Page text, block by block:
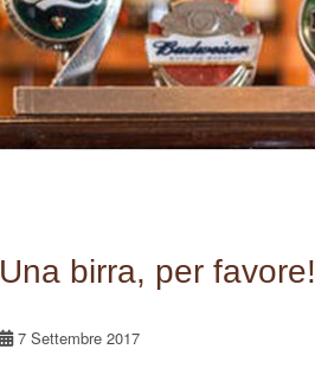
Una birra, per favore!
7 Settembre 2017